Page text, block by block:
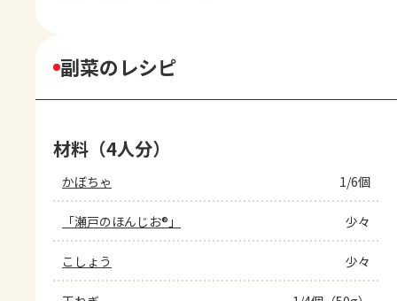
副菜のレシピ
材料（4人分）
かぼちゃ 1/6個
「瀬戸のほんじお®」 少々
こしょう 少々